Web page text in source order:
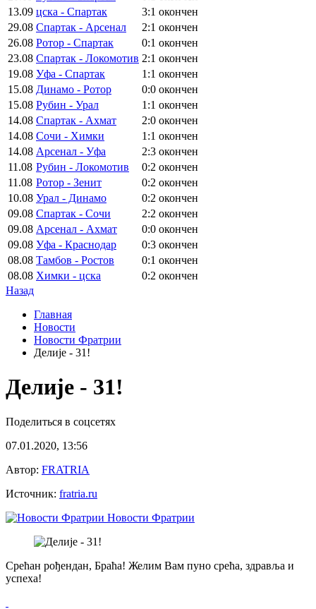
13.09 цска - Спартак 3:1 окончен
29.08 Спартак - Арсенал 2:1 окончен
26.08 Ротор - Спартак 0:1 окончен
23.08 Спартак - Локомотив 2:1 окончен
19.08 Уфа - Спартак 1:1 окончен
15.08 Динамо - Ротор 0:0 окончен
15.08 Рубин - Урал 1:1 окончен
14.08 Спартак - Ахмат 2:0 окончен
14.08 Сочи - Химки 1:1 окончен
14.08 Арсенал - Уфа 2:3 окончен
11.08 Рубин - Локомотив 0:2 окончен
11.08 Ротор - Зенит 0:2 окончен
10.08 Урал - Динамо 0:2 окончен
09.08 Спартак - Сочи 2:2 окончен
09.08 Арсенал - Ахмат 0:0 окончен
09.08 Уфа - Краснодар 0:3 окончен
08.08 Тамбов - Ростов 0:1 окончен
08.08 Химки - цска 0:2 окончен
Назад
Главная
Новости
Новости Фратрии
Делиjе - 31!
Делиjе - 31!
Поделиться в соцсетях
07.01.2020, 13:56
Автор: FRATRIA
Источник: fratria.ru
Новости Фратрии
Срећан рођендан, Браћа! Желим Вам пуно срећа, здравља и
успеха!